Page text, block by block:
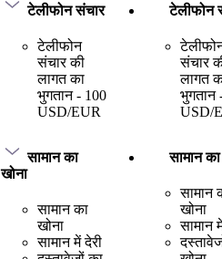
टेलीफोन संचार
टेलीफोन
संचार की
लागत का
भुगतान - 100
USD/EUR
सामान का
खोना
सामान का
खोना
सामान में देरी
टेलीफोन
संचार
लागत
भुगतान
USD/
सामान
सामान
खोना
सामान